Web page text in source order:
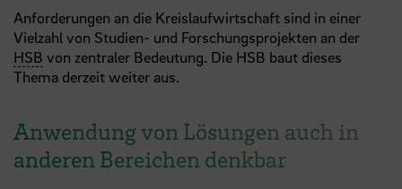
Anforderungen an die Kreislaufwirtschaft sind in einer
Vielzahl von Studien- und Forschungsprojekten an der
HSB von zentraler Bedeutung. Die HSB baut dieses
Thema derzeit weiter aus.
Anwendung von Lösungen auch in
anderen Bereichen denkbar